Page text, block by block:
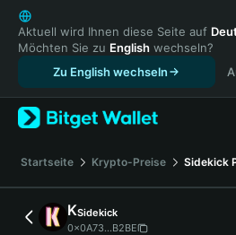
English
日本語
Tiếng Việt
Русский
Español (Latinoamérica)
Türkçe
Français
Deutsch
简体中文
繁體中文
Aktuell wird Ihnen diese Seite auf
Möchten Sie zu English wechseln?
Zu English wechseln
Startseite Krypto-Preise Sidekick
KSidekick
0x0A73...B2BE